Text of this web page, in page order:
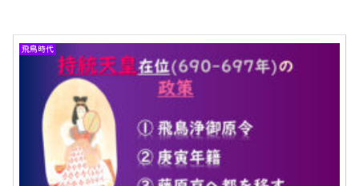
飛鳥時代